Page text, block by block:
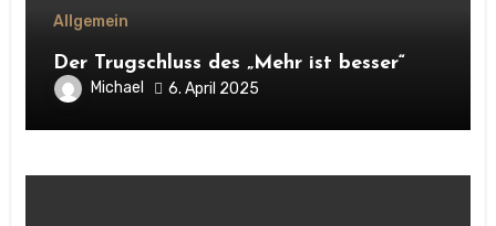
Allgemein
Der Trugschluss des „Mehr ist besser“
Michael 6. April 2025